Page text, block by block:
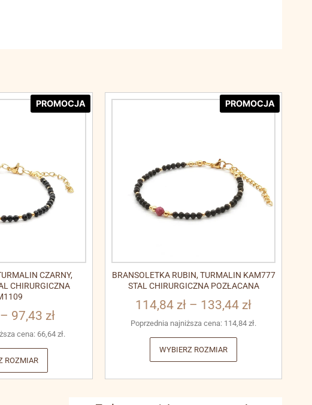
PROMOCJA
CZARNY,
CHIRURGICZNA
– 97,43 zł
cena: 66,64 zł.
ROZMIAR
PROMOCJA
BRANSOLETKA RUBIN, TURMALIN KAM777
STAL CHIRURGICZNA POZŁACANA
114,84 zł – 133,44 zł
Poprzednia najniższa cena: 114,84 zł.
WYBIERZ ROZMIAR